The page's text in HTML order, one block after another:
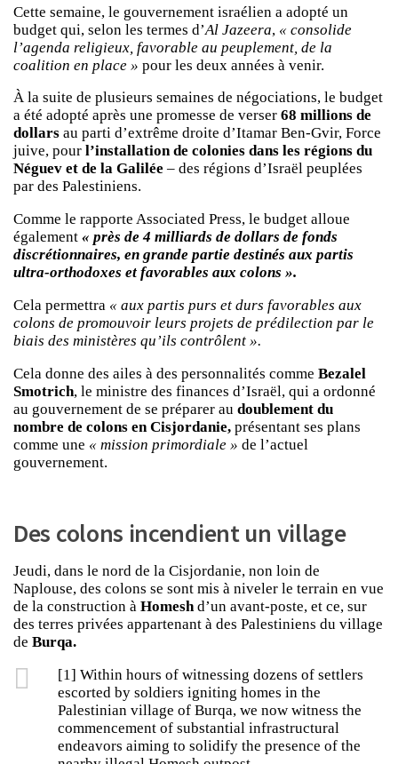
Cette semaine, le gouvernement israélien a adopté un
budget qui, selon les termes d’Al Jazeera, « consolide
l’agenda religieux, favorable au peuplement, de la
coalition en place » pour les deux années à venir.
À la suite de plusieurs semaines de négociations, le budget
a été adopté après une promesse de verser 68 millions de
dollars au parti d’extrême droite d’Itamar Ben-Gvir, Force
juive, pour l’installation de colonies dans les régions du
Néguev et de la Galilée – des régions d’Israël peuplées
par des Palestiniens.
Comme le rapporte Associated Press, le budget alloue
également « près de 4 milliards de dollars de fonds
discrétionnaires, en grande partie destinés aux partis
ultra-orthodoxes et favorables aux colons ».
Cela permettra « aux partis purs et durs favorables aux
colons de promouvoir leurs projets de prédilection par le
biais des ministères qu’ils contrôlent ».
Cela donne des ailes à des personnalités comme Bezalel
Smotrich, le ministre des finances d’Israël, qui a ordonné
au gouvernement de se préparer au doublement du
nombre de colons en Cisjordanie, présentant ses plans
comme une « mission primordiale » de l’actuel
gouvernement.
Des colons incendient un village
Jeudi, dans le nord de la Cisjordanie, non loin de
Naplouse, des colons se sont mis à niveler le terrain en vue
de la construction à Homeshd’un avant-poste, et ce, sur
des terres privées appartenant à des Palestiniens du village
de Burqa.
[1] Within hours of witnessing dozens of settlers
escorted by soldiers igniting homes in the
Palestinian village of Burqa, we now witness the
commencement of substantial infrastructural
endeavors aiming to solidify the presence of the